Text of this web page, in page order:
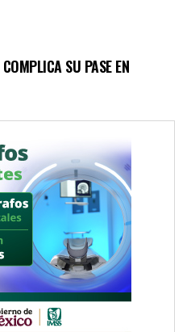
SU PASE EN